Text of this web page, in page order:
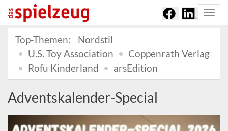
Top-Themen:
Nordstil
U.S. Toy Association
Coppenrath Verlag
Rofu Kinderland
arsEdition
Adventskalender-Special